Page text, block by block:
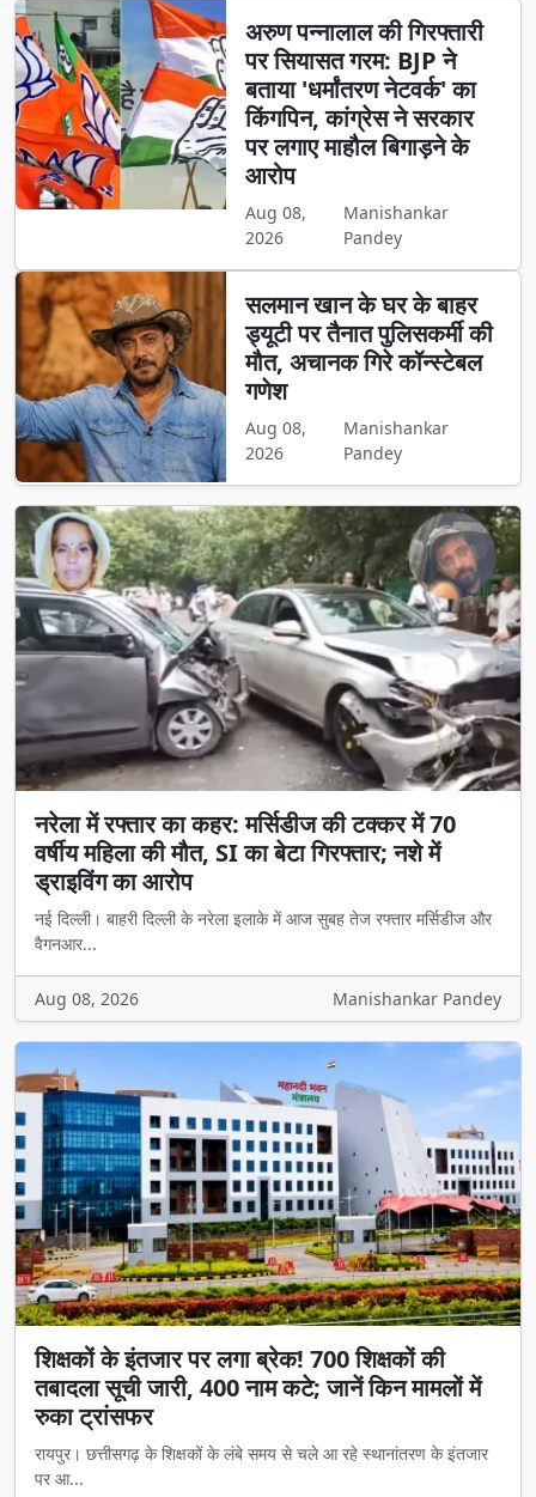
अरुण पन्नालाल की गिरफ्तारी
पर सियासत गरम: BJP ने
बताया 'धर्मांतरण नेटवर्क' का
किंगपिन, कांग्रेस ने सरकार
पर लगाए माहौल बिगाड़ने के
आरोप
Aug 08,
2026
Manishankar
Pandey
सलमान खान के घर के बाहर
ड्यूटी पर तैनात पुलिसकर्मी की
मौत, अचानक गिरे कॉन्स्टेबल
गणेश
Aug 08,
2026
Manishankar
Pandey
नरेला में रफ्तार का कहर: मर्सिडीज की टक्कर में 70
वर्षीय महिला की मौत, SI का बेटा गिरफ्तार; नशे में
ड्राइविंग का आरोप
नई दिल्ली। बाहरी दिल्ली के नरेला इलाके में आज सुबह तेज रफ्तार मर्सिडीज और
वैगनआर...
Aug 08, 2026 Manishankar Pandey
शिक्षकों के इंतजार पर लगा ब्रेक! 700 शिक्षकों की
तबादला सूची जारी, 400 नाम कटे; जानें किन मामलों में
रुका ट्रांसफर
रायपुर। छत्तीसगढ़ के शिक्षकों के लंबे समय से चले आ रहे स्थानांतरण के इंतजार
पर आ...